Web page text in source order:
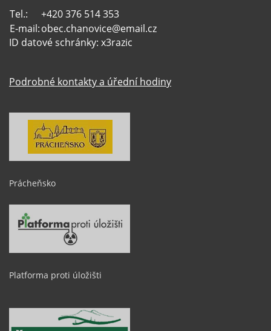
Tel.:
+420 376 514 353
E-mail:obec.chanovice@email.cz
ID datové schránky: x3razic
Podrobné kontakty a úřední hodiny
Prácheňsko
Platforma proti úložišti